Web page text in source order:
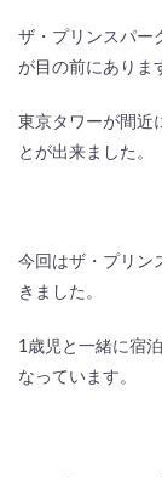
ザ・プリンスパー
が目の前にありま
東京タワーが間近
とが出来ました。
今回はザ・プリン
きました。
1歳児と一緒に宿
なっています。